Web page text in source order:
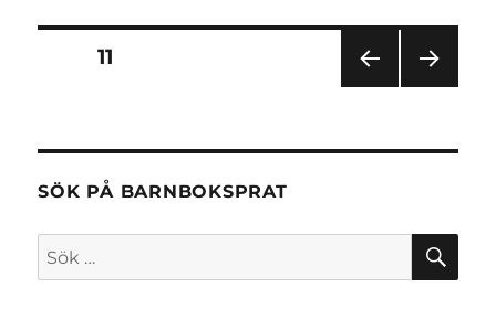
Sidnumrering
inlägg
E
SIDA11
SÖK PÅ BARNBOKSPRAT
Sök